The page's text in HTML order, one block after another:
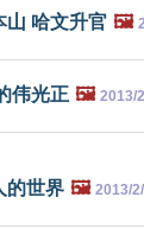
山 哈文升官 🖼️
伟光正 🖼️ 2013/
的世界 🖼️ 2013/